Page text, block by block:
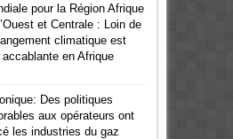
pour la Région Afrique
et Centrale : Loin de
climatique est
en Afrique
Des politiques
aux opérateurs ont
les industries du gaz